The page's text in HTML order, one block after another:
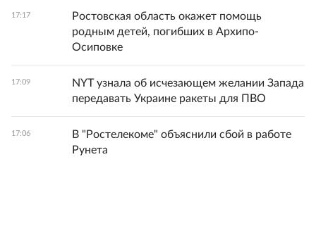
17:17
Ростовская область окажет помощь
родным детей, погибших в Архипо-
Осиповке
17:09
NYT узнала об исчезающем желании Запада
передавать Украине ракеты для ПВО
17:06
В "Ростелекоме" объяснили сбой в работе
Рунета